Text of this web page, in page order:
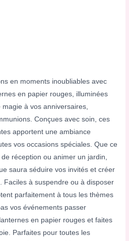
en moments inoubliables avec
en papier rouges, illuminées
à vos anniversaires,
Conçues avec soin, ces
apportent une ambiance
vos occasions spéciales. Que ce
réception ou animer un jardin,
saura séduire vos invités et créer
Faciles à suspendre ou à disposer
parfaitement à tous les thèmes
vos événements passer
en papier rouges et faites
Parfaites pour toutes les